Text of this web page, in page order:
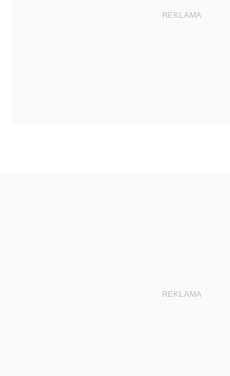
REKLAMA
REKLAMA